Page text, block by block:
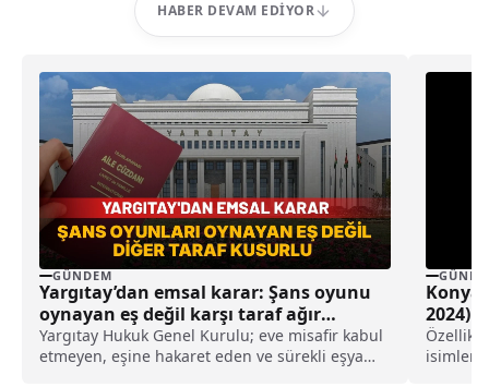
HABER DEVAM EDIYOR
GÜNDEM
Yargıtay’dan emsal karar: Şans oyunu
oynayan eş değil karşı taraf ağır
kusurlu sayıldı
Yargıtay Hukuk Genel Kurulu; eve misafir kabul
etmeyen, eşine hakaret eden ve sürekli eşya
2024)
isimleri